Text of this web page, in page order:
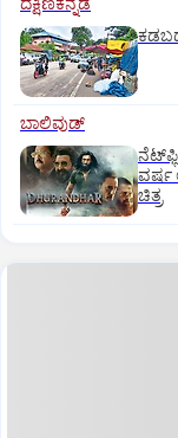
ಬಾಲಿವುಡ್‌
ವರ್ಷ
ಚಿತ್ರ